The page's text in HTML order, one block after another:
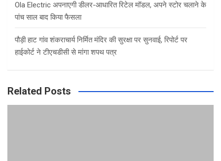
Ola Electric अपनाएगी डीलर-आधारित रिटेल मॉडल, अपने स्टोर चलाने के
पांच साल बाद किया फैसला
पौड़ी हाट गांव शंकराचार्य निर्मित मंदिर की सुरक्षा पर सुनवाई, रिपोर्ट पर
हाईकोर्ट ने टीएचडीसी से मांगा शपथ पत्र
Related Posts